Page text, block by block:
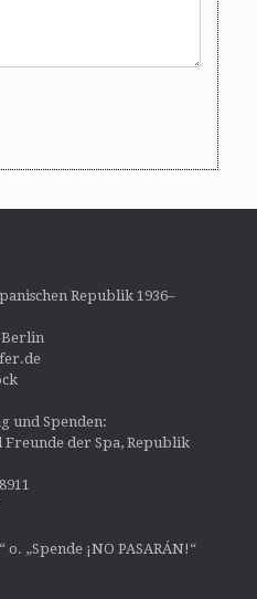
Republik 1936–
Berlin
und Spenden:
der Spa, Republik
„Spende ¡NO PASARÁN!“